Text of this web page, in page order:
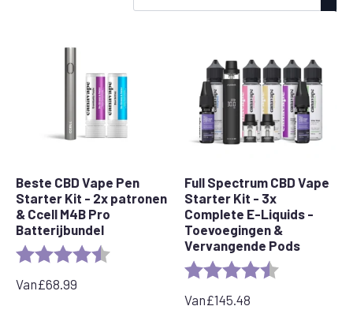
op
Beste CBD Vape Pen
Starter Kit - 2x patronen
& Ccell M4B Pro
Batterijbundel
Rating: 4.7 out of 5 stars
Van£68.99
Full Spectrum CBD Vape
Starter Kit - 3x
Complete E-Liquids -
Toevoegingen &
Vervangende Pods
Rating:
Van£145.48